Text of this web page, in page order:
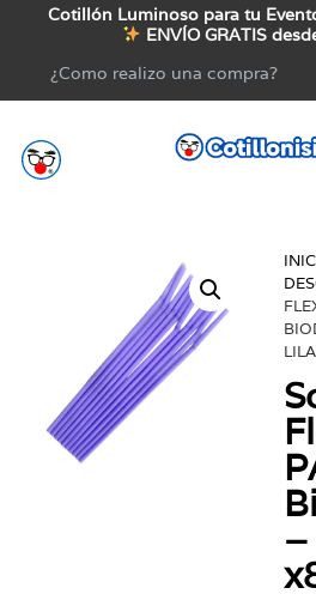
Cotillón Luminoso para tu
ENVÍO GRATIS
¿Como realizo una compra?
–